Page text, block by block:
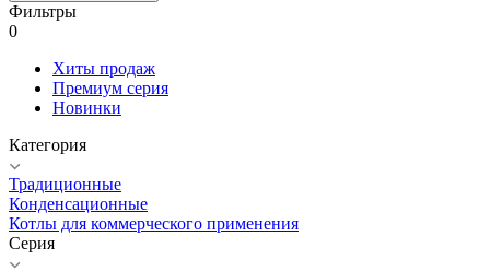
Фильтры
0
Хиты продаж
Премиум серия
Новинки
Категория
Традиционные
Конденсационные
Котлы для коммерческого применения
Серия